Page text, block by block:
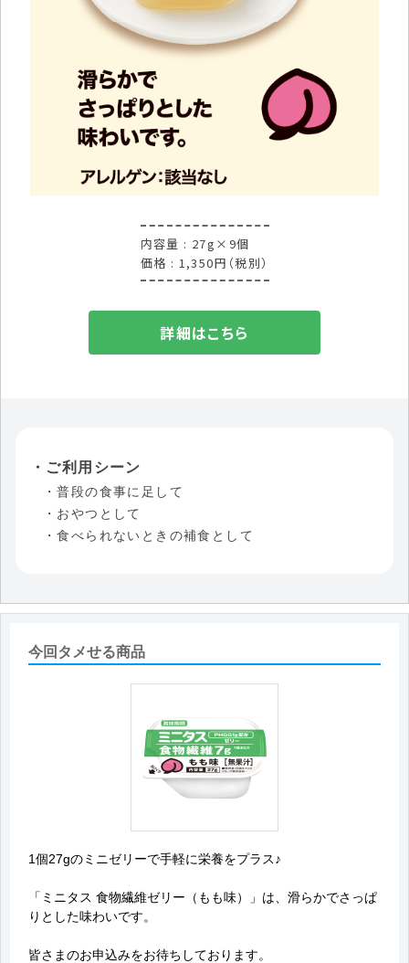
内容量 : 27g×9個
価格 : 1,350円（税別）
詳細はこちら
・ご利用シーン
・普段の食事に足して
・おやつとして
・食べられないときの補食として
今回タメせる商品
1個27gのミニゼリーで手軽に栄養をプラス♪
「ミニタス 食物繊維ゼリー（もも味）」は、滑らかでさっぱ
りとした味わいです。
皆さまのお申込みをお待ちしております。